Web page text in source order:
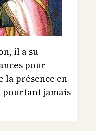
il a su
pour
la présence en
pourtant jamais